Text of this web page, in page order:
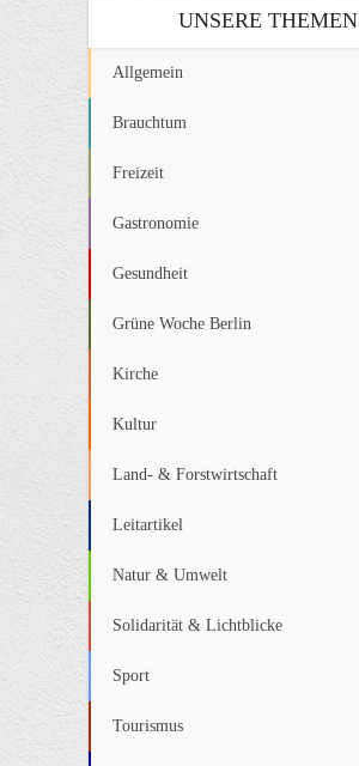
UNSERE THEMEN
Allgemein
Brauchtum
Freizeit
Gastronomie
Gesundheit
Grüne Woche Berlin
Kirche
Kultur
Land- & Forstwirtschaft
Leitartikel
Natur & Umwelt
Solidarität & Lichtblicke
Sport
Tourismus